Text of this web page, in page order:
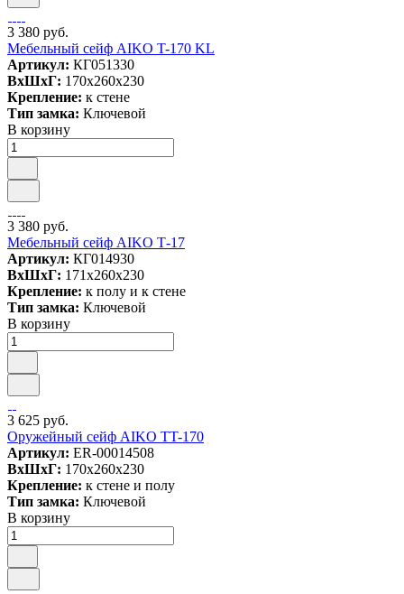
3 380 руб.
Мебельный сейф AIKO T-170 KL
Артикул: КГ051330
ВxШxГ: 170x260x230
Крепление: к стене
Тип замка: Ключевой
В корзину
3 380 руб.
Мебельный сейф AIKO Т-17
Артикул: КГ014930
ВxШxГ: 171x260x230
Крепление: к полу и к стене
Тип замка: Ключевой
В корзину
3 625 руб.
Оружейный сейф AIKO TT-170
Артикул: ER-00014508
ВxШxГ: 170x260x230
Крепление: к стене и полу
Тип замка: Ключевой
В корзину